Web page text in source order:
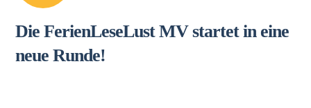
Die FerienLeseLust MV startet in eine
neue Runde!